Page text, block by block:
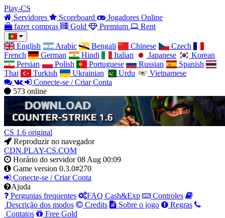
Play-CS
Servidores
Scoreboard
Jogadores Online
fazer compras
Gold Premium Rent
English Arabic Bengali Chinese
Czech
French
German Hindi Italian Japanese
Korean
Persian
Polish Portuguese Russian
Spanish
Thai
Turkish Ukrainian Urdu
Vietnamese
Conecte-se / Criar Conta
573 online
CS 1.6 original
Reproduzir no navegador
CDN.PLAY-CS.COM
Horário do servidor08 Aug 00:09
Game version 0.3.0#270
Conecte-se / Criar Conta
Ajuda
Perguntas frequentes
FAQ Cash&Exp
Controles
Descrição dos modos
Credits Sobre o jogo
Regras
Contatos
Free Gold